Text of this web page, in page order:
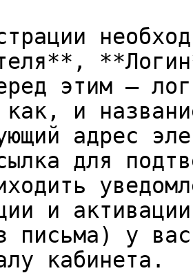
этим –
как, и
адрес
для
и
письма) у
кабинета.